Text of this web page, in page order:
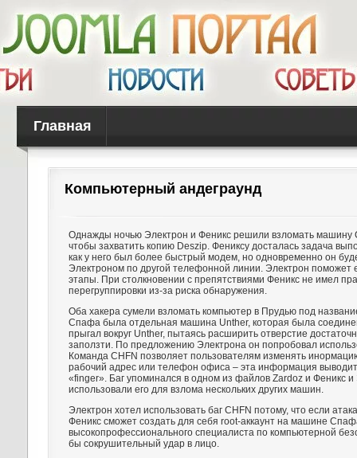
Главная
Компьютерный андеграунд
Однажды ночью Электрон и Феникс решили взломать
чтобы захватить копию Deszip. Фениксу досталась задача
как у него был более быстрый модем, но одновременно он
Электроном по другой телефонной линии. Электрон поможет
этапы. При столкновении с препятствиями Феникс не имел
перегруппировки из-за риска обнаружения.
Оба хакера сумели взломать компьютер в Прудью под
Спафа была отдельная машина Unther, которая была
прыгал вокруг Unther, пытаясь расширить отверстие
заползти. По предложению Электрона он попробовал
Команда CHFN позволяет пользователям изменять
рабочий адрес или телефон офиса – эта информация
«finger». Баг упоминался в одном из файлов Zardoz и Феникс
использовали его для взлома нескольких других машин.
Электрон хотел использовать баг CHFN потому, что если
Феникс сможет создать для себя root-аккаунт на машине
высокопрофессионального специалиста по компьютерной
бы сокрушительный удар в лицо.